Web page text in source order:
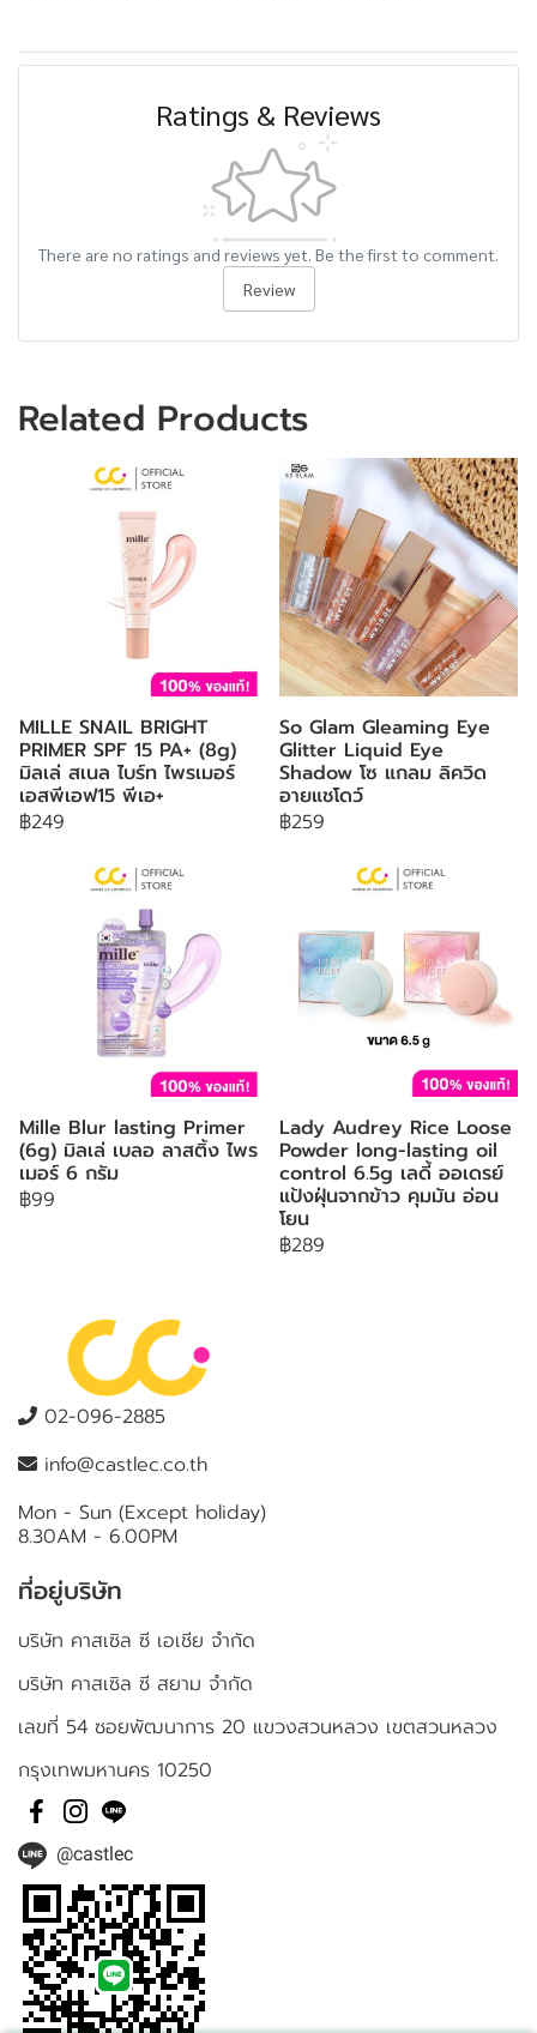
Ratings & Reviews
There are no ratings and reviews yet. Be the first to comment.
Review
Related Products
MILLE SNAIL BRIGHT
PRIMER SPF 15 PA+ (8g)
มิลเล่ สเนล ไบร์ท ไพรเมอร์
เอสพีเอฟ15 พีเอ+
฿249
So Glam Gleaming Eye
Glitter Liquid Eye
Shadow โซ แกลม ลิควิด
อายแชโดว์
฿259
Mille Blur lasting Primer
(6g) มิลเล่ เบลอ ลาสติ้ง ไพร
เมอร์ 6 กรัม
฿99
Lady Audrey Rice Loose
Powder long-lasting oil
control 6.5g เลดี้ ออเดรย์
แป้งฝุ่นจากข้าว คุมมัน อ่อน
โยน
฿289
02-096-2885
info@castlec.co.th
Mon - Sun (Except holiday)
8.30AM - 6.00PM
ที่อยู่บริษัท
บริษัท คาสเซิล ซี เอเชีย จำกัด
บริษัท คาสเซิล ซี สยาม จำกัด
เลขที่ 54 ซอยพัฒนาการ 20 แขวงสวนหลวง เขตสวนหลวง
กรุงเทพมหานคร 10250
@castlec